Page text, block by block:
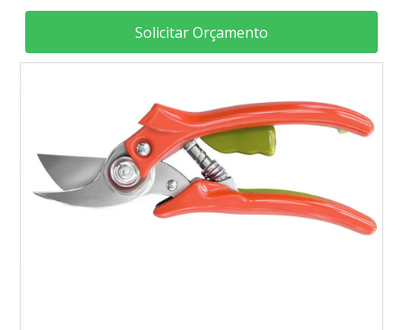
Solicitar Orçamento